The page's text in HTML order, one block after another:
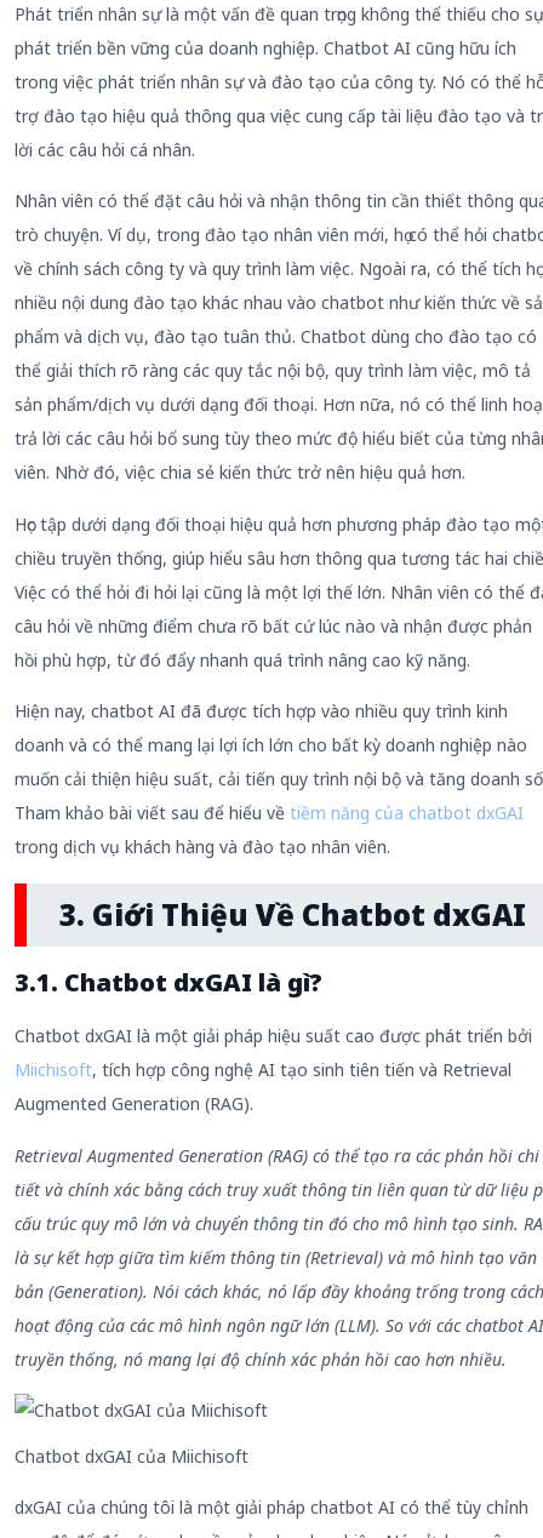
Phát triển nhân sự là một vấn đề quan trọng không thể thiếu cho sự
phát triển bền vững của doanh nghiệp. Chatbot AI cũng hữu ích
trong việc phát triển nhân sự và đào tạo của công ty. Nó có thể
trợ đào tạo hiệu quả thông qua việc cung cấp tài liệu đào tạo và
lời các câu hỏi cá nhân.
Nhân viên có thể đặt câu hỏi và nhận thông tin cần thiết thông
trò chuyện. Ví dụ, trong đào tạo nhân viên mới, họ có thể hỏi
về chính sách công ty và quy trình làm việc. Ngoài ra, có thể tích
nhiều nội dung đào tạo khác nhau vào chatbot như kiến thức về
phẩm và dịch vụ, đào tạo tuân thủ. Chatbot dùng cho đào tạo có
thể giải thích rõ ràng các quy tắc nội bộ, quy trình làm việc, mô tả
sản phẩm/dịch vụ dưới dạng đối thoại. Hơn nữa, nó có thể linh
trả lời các câu hỏi bổ sung tùy theo mức độ hiểu biết của từng
viên. Nhờ đó, việc chia sẻ kiến thức trở nên hiệu quả hơn.
Học tập dưới dạng đối thoại hiệu quả hơn phương pháp đào tạo
chiều truyền thống, giúp hiểu sâu hơn thông qua tương tác hai
Việc có thể hỏi đi hỏi lại cũng là một lợi thế lớn. Nhân viên có thể
câu hỏi về những điểm chưa rõ bất cứ lúc nào và nhận được phản
hồi phù hợp, từ đó đẩy nhanh quá trình nâng cao kỹ năng.
Hiện nay, chatbot AI đã được tích hợp vào nhiều quy trình kinh
doanh và có thể mang lại lợi ích lớn cho bất kỳ doanh nghiệp nào
muốn cải thiện hiệu suất, cải tiến quy trình nội bộ và tăng doanh
Tham khảo bài viết sau để hiểu về tiềm năng của chatbot dxGAI
trong dịch vụ khách hàng và đào tạo nhân viên.
3. Giới Thiệu Về Chatbot dxGAI
3.1. Chatbot dxGAI là gì?
Chatbot dxGAI là một giải pháp hiệu suất cao được phát triển bởi
Miichisoft, tích hợp công nghệ AI tạo sinh tiên tiến và Retrieval
Augmented Generation (RAG).
Retrieval Augmented Generation (RAG) có thể tạo ra các phản hồi chi
tiết và chính xác bằng cách truy xuất thông tin liên quan từ dữ liệu
cấu trúc quy mô lớn và chuyển thông tin đó cho mô hình tạo sinh.
là sự kết hợp giữa tìm kiếm thông tin (Retrieval) và mô hình tạo văn
bản (Generation). Nói cách khác, nó lấp đầy khoảng trống trong cách
hoạt động của các mô hình ngôn ngữ lớn (LLM). So với các chatbot AI
truyền thống, nó mang lại độ chính xác phản hồi cao hơn nhiều.
Chatbot dxGAI của Miichisoft
dxGAI của chúng tôi là một giải pháp chatbot AI có thể tùy chỉnh